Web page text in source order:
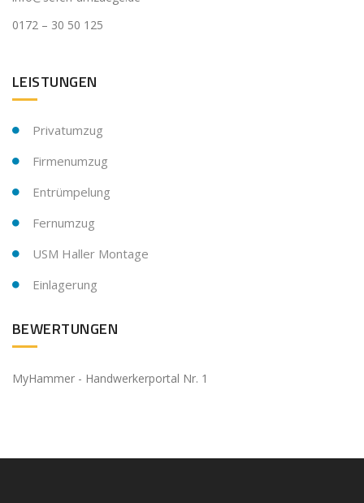
0172 – 30 50 125
LEISTUNGEN
Privatumzug
Firmenumzug
Entrümpelung
Fernumzug
USM Haller Montage
Einlagerung
BEWERTUNGEN
MyHammer - Handwerkerportal Nr. 1